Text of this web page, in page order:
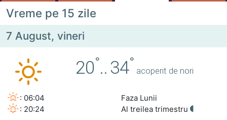
Vreme pe 15 zile
7 August, vineri
20°.. 34°
acoperit de nori
: 06:04
: 20:24
Faza Lunii
Al treilea trimestru